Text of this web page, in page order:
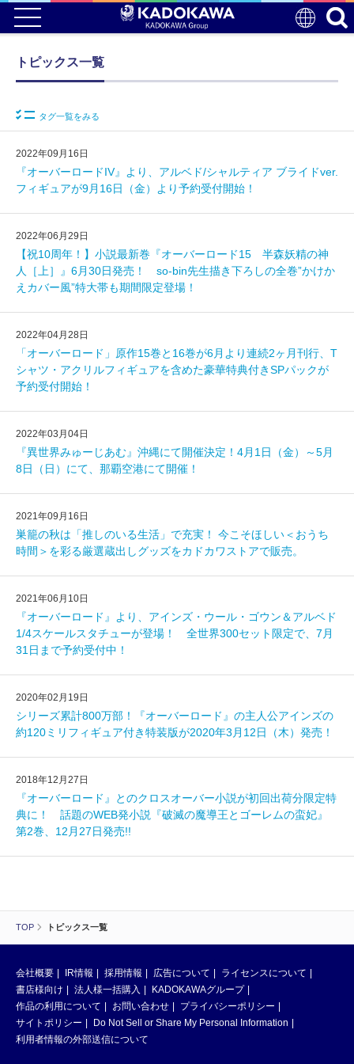
TOP トピックス一覧
トピックス一覧
タグ一覧をみる
2022年09月16日
『オーバーロードIV』より、アルベド/シャルティア ブライドver.
フィギュアが9月16日（金）より予約受付開始！
2022年06月29日
【祝10周年！】小説最新巻『オーバーロード15 半森妖精の神
人［上］』6月30日発売！ so-bin先生描き下ろしの全巻”かけか
えカバー風”特大帯も期間限定登場！
2022年04月28日
「オーバーロード」原作15巻と16巻が6月より連続2ヶ月刊行、T
シャツ・アクリルフィギュアを含めた豪華特典付きSPパックが
予約受付開始！
2022年03月04日
『異世界みゅーじあむ』沖縄にて開催決定！4月1日（金）～5月
8日（日）にて、那覇空港にて開催！
2021年09月16日
巣籠の秋は「推しのいる生活」で充実！ 今こそほしい＜おうち
時間＞を彩る厳選蔵出しグッズをカドカワストアで販売。
2021年06月10日
『オーバーロード』より、アインズ・ウール・ゴウン＆アルベド
1/4スケールスタチューが登場！ 全世界300セット限定で、7月
31日まで予約受付中！
2020年02月19日
シリーズ累計800万部！『オーバーロード』の主人公アインズの
約120ミリフィギュア付き特装版が2020年3月12日（木）発売！
2018年12月27日
『オーバーロード』とのクロスオーバー小説が初回出荷分限定特
典に！ 話題のWEB発小説『破滅の魔導王とゴーレムの蛮妃』
第2巻、12月27日発売!!
会社概要 IR情報 採用情報 広告について
ライセンスについて
書店様向け
法人様一括購入
KADOKAWAグループ
作品の利用について
お問い合わせ
プライバシーポリシー
サイトポリシー
Do Not Sell or Share My Personal Information
利用者情報の外部送信について